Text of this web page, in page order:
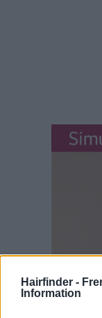
Hairfinder -
Information